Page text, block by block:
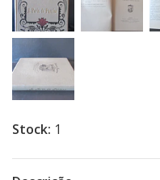
Stock: 1